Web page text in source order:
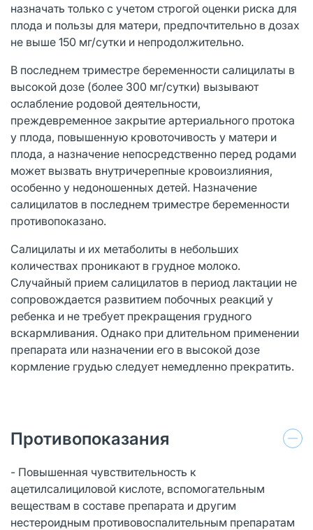
назначать только с учетом строгой оценки риска для
плода и пользы для матери, предпочтительно в дозах
не выше 150 мг/сутки и непродолжительно.
В последнем триместре беременности салицилаты в
высокой дозе (более 300 мг/сутки) вызывают
ослабление родовой деятельности,
преждевременное закрытие артериального протока
у плода, повышенную кровоточивость у матери и
плода, а назначение непосредственно перед родами
может вызвать внутричерепные кровоизлияния,
особенно у недоношенных детей. Назначение
салицилатов в последнем триместре беременности
противопоказано.
Салицилаты и их метаболиты в небольших
количествах проникают в грудное молоко.
Случайный прием салицилатов в период лактации не
сопровождается развитием побочных реакций у
ребенка и не требует прекращения грудного
вскармливания. Однако при длительном применении
препарата или назначении его в высокой дозе
кормление грудью следует немедленно прекратить.
Противопоказания
- Повышенная чувствительность к
ацетилсалициловой кислоте, вспомогательным
веществам в составе препарата и другим
нестероидным противовоспалительным препаратам